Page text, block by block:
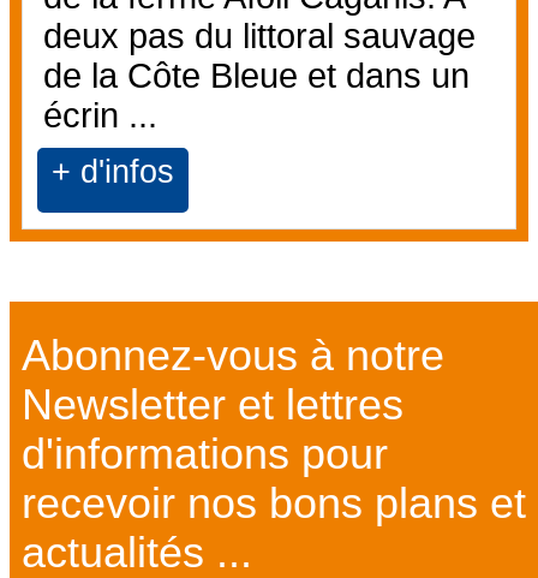
deux pas du littoral sauvage
de la Côte Bleue et dans un
écrin ...
+ d'infos
Abonnez-vous à notre
Newsletter et lettres
d'informations pour
recevoir nos bons plans et
actualités ...